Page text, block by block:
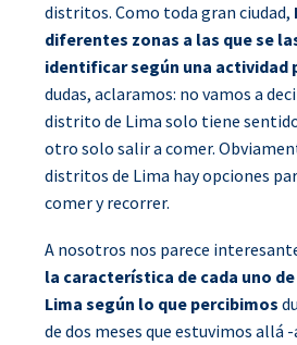
distritos. Como toda gran ciudad,
diferentes zonas a las que se
identificar según una actividad
dudas, aclaramos: no vamos a
distrito de Lima solo tiene
otro solo salir a comer.
distritos de Lima hay opciones
comer y recorrer.
A nosotros nos parece
la característica de cada uno
Lima según lo que percibimos
de dos meses que estuvimos allá